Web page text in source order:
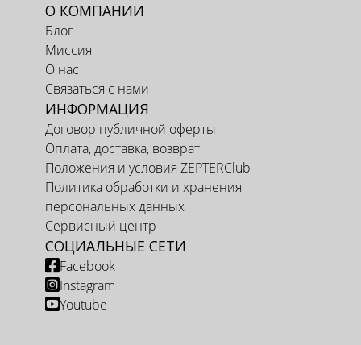
О КОМПАНИИ
Блог
Миссия
О нас
Связаться с нами
ИНФОРМАЦИЯ
Договор публичной оферты
Оплата, доставка, возврат
Положения и условия ZEPTERClub
Политика обработки и хранения
персональных данных
Сервисный центр
СОЦИАЛЬНЫЕ СЕТИ
Facebook
Instagram
Youtube